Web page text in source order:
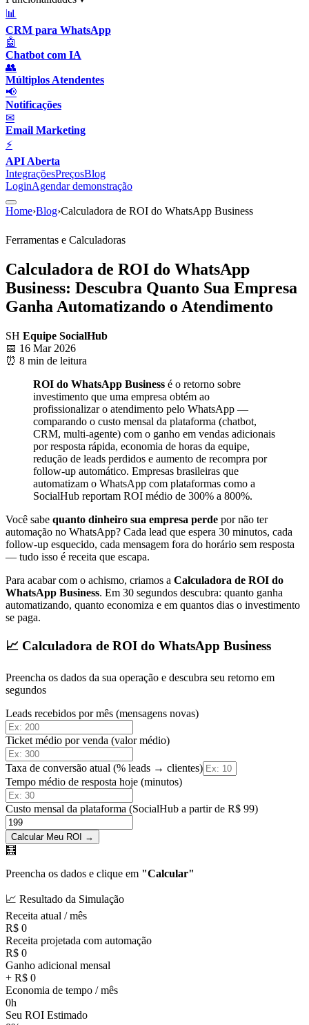
📊
CRM para WhatsApp
🤖
Chatbot com IA
👥
Múltiplos Atendentes
📢
Notificações
✉
Email Marketing
⚡
API Aberta
IntegraçõesPreçosBlog
LoginAgendar demonstração
Home›Blog›Calculadora de ROI do WhatsApp Business
Ferramentas e Calculadoras
Calculadora de ROI do WhatsApp
Business: Descubra Quanto Sua Empresa
Ganha Automatizando o Atendimento
SH Equipe SocialHub
📅 16 Mar 2026
⏰ 8 min de leitura
ROI do WhatsApp Business é o retorno sobre
investimento que uma empresa obtém ao
profissionalizar o atendimento pelo WhatsApp —
comparando o custo mensal da plataforma (chatbot,
CRM, multi-agente) com o ganho em vendas adicionais
por resposta rápida, economia de horas da equipe,
redução de leads perdidos e aumento de recompra por
follow-up automático. Empresas brasileiras que
automatizam o WhatsApp com plataformas como a
SocialHub reportam ROI médio de 300% a 800%.
Você sabe quanto dinheiro sua empresa perde por não ter
automação no WhatsApp? Cada lead que espera 30 minutos, cada
follow-up esquecido, cada mensagem fora do horário sem resposta
— tudo isso é receita que escapa.
Para acabar com o achismo, criamos a Calculadora de ROI do
WhatsApp Business. Em 30 segundos descubra: quanto ganha
automatizando, quanto economiza e em quantos dias o investimento
se paga.
📈 Calculadora de ROI do WhatsApp Business
Preencha os dados da sua operação e descubra seu retorno em
segundos
Leads recebidos por mês (mensagens novas)
Ticket médio por venda (valor médio)
Taxa de conversão atual (% leads → clientes)
Tempo médio de resposta hoje (minutos)
Custo mensal da plataforma (SocialHub a partir de R$ 99)
Calcular Meu ROI →
🧮
Preencha os dados e clique em "Calcular"
📈 Resultado da Simulação
Receita atual / mês
R$ 0
Receita projetada com automação
R$ 0
Ganho adicional mensal
+ R$ 0
Economia de tempo / mês
0h
Seu ROI Estimado